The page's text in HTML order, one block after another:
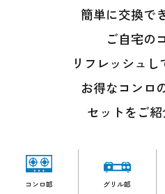
簡単に交換で
ご自宅の
リフレッシュ
お得なコンロ
セットをご紹
コンロ部 グリル部